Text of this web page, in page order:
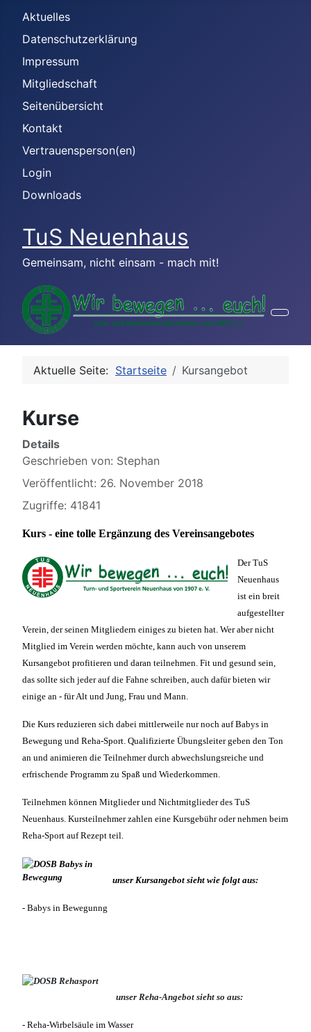
Aktuelles
Datenschutzerklärung
Impressum
Mitgliedschaft
Seitenübersicht
Kontakt
Vertrauensperson(en)
Login
Downloads
TuS Neuenhaus
Gemeinsam, nicht einsam - mach mit!
Aktuelle Seite: Startseite Kursangebot
Kurse
Details
Geschrieben von: Stephan
Veröffentlicht: 26. November 2018
Zugriffe: 41841
Kurs - eine tolle Ergänzung des Vereinsangebotes
Der TuS
Neuenhaus
ist ein breit
aufgestellter
Verein, der seinen Mitgliedern einiges zu bieten hat. Wer aber nicht
Mitglied im Verein werden möchte, kann auch von unserem
Kursangebot profitieren und daran teilnehmen. Fit und gesund sein,
das sollte sich jeder auf die Fahne schreiben, auch dafür bieten wir
einige an - für Alt und Jung, Frau und Mann.
Die Kurs reduzieren sich dabei mittlerweile nur noch auf Babys in
Bewegung und Reha-Sport. Qualifizierte Übungsleiter geben den Ton
an und animieren die Teilnehmer durch abwechslungsreiche und
erfrischende Programm zu Spaß und Wiederkommen.
Teilnehmen können Mitglieder und Nichtmitglieder des TuS
Neuenhaus. Kursteilnehmer zahlen eine Kursgebühr oder nehmen beim
Reha-Sport auf Rezept teil.
unser Kursangebot sieht wie folgt aus:
- Babys in Bewegunng
unser Reha-Angebot sieht so aus:
- Reha-Wirbelsäule im Wasser